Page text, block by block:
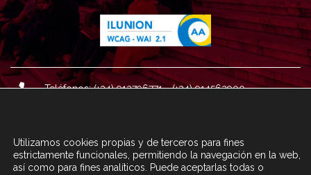
Teléfonos: (+34) 913796771 - (+34) 914562900
Correo : informacion@fundacioncarolina.es
Utilizamos cookies propias y de terceros para fines
estrictamente funcionales, permitiendo la navegación en la web,
así como para fines analíticos. Puede aceptarlas todas o